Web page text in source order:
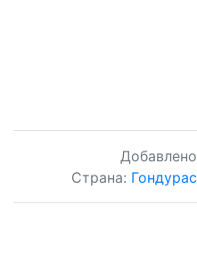
Добавлено
Страна: Гондурас